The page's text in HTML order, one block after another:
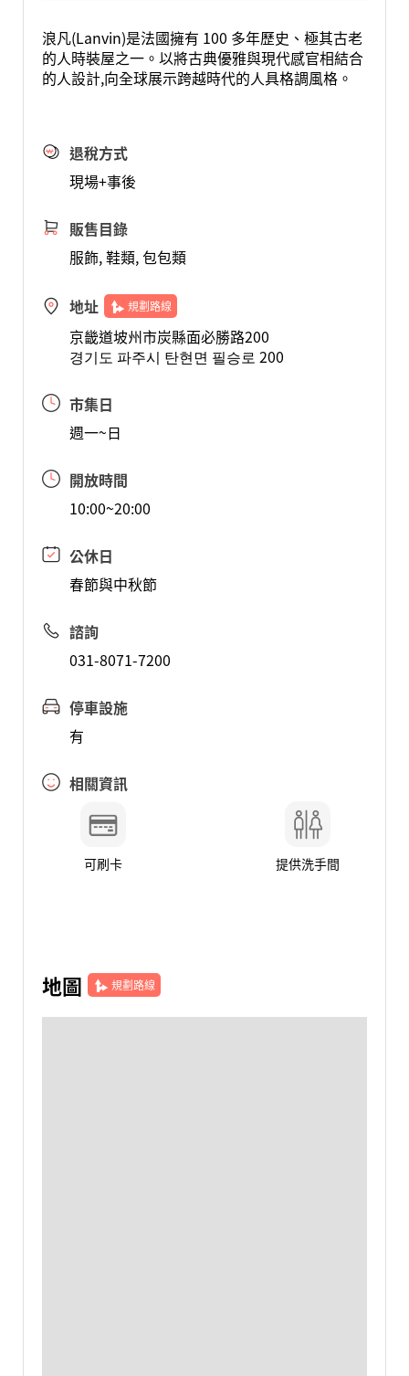
浪凡(Lanvin)是法國擁有 100 多年歷史、極其古老
的人時裝屋之一。以將古典優雅與現代感官相結合
的人設計,向全球展示跨越時代的人具格調風格。
退稅方式
現場+事後
販售目錄
服飾, 鞋類, 包包類
地址 規劃路線
京畿道坡州市炭縣面必勝路200
경기도 파주시 탄현면 필승로 200
市集日
週一~日
開放時間
10:00~20:00
公休日
春節與中秋節
諮詢
031-8071-7200
停車設施
有
相關資訊
可刷卡 提供洗手間
地圖 規劃路線